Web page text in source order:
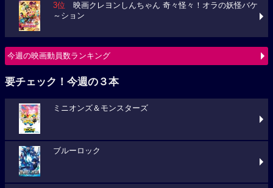
3位 映画クレヨンしんちゃん 奇々怪々！オラの妖怪バケ
～ション
今週の映画動員数ランキング
要チェック！今週の３本
ミニオンズ＆モンスターズ
ブルーロック